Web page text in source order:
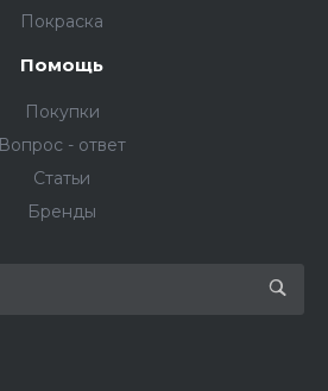
Покраска
Помощь
Покупки
Вопрос - ответ
Статьи
Бренды